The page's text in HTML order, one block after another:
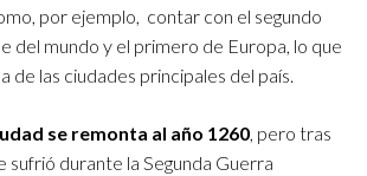
por ejemplo, contar con el segundo
del mundo y el primero de Europa, lo que
de las ciudades principales del país.
se remonta al año 1260, pero tras
sufrió durante la Segunda Guerra